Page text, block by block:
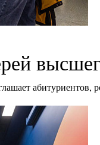
абитуриентов,